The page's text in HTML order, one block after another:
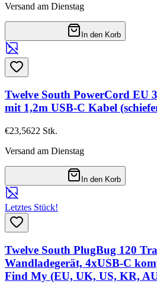
Versand am Dienstag
In den Korb
Twelve South PowerCord EU
mit 1,2m USB-C Kabel
€23,5622 Stk.
Versand am Dienstag
In den Korb
Letztes Stück!
Twelve South PlugBug 120
Wandladegerät, 4xUSB-C
Find My (EU, UK, US, KR,